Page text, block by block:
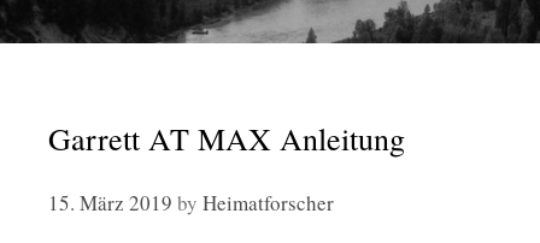
Garrett AT MAX Anleitung
15. März 2019 by Heimatforscher